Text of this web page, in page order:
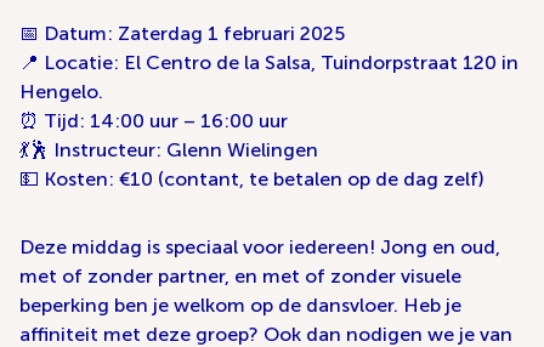
📅 Datum: Zaterdag 1 februari 2025
📍 Locatie: El Centro de la Salsa, Tuindorpstraat 120 in
Hengelo.
⏰ Tijd: 14:00 uur – 16:00 uur
💃🕺 Instructeur: Glenn Wielingen
💵 Kosten: €10 (contant, te betalen op de dag zelf)
Deze middag is speciaal voor iedereen! Jong en oud,
met of zonder partner, en met of zonder visuele
beperking ben je welkom op de dansvloer. Heb je
affiniteit met deze groep? Ook dan nodigen we je van